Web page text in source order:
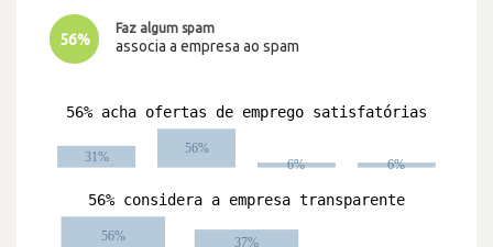
56%
Faz algum spam
associa a empresa ao spam